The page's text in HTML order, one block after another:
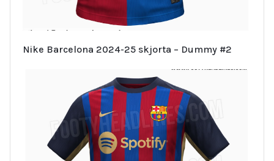
Nike Barcelona 2024-25 skjorta – Dummy #2